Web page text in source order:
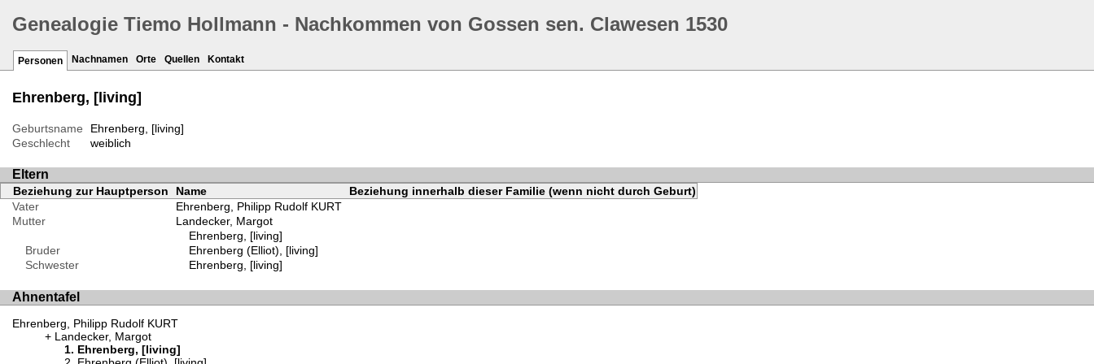
Genealogie Tiemo Hollmann - Nachkommen von Gossen sen. Clawesen 1530
Personen Nachnamen Orte Quellen Kontakt
Ehrenberg, [living]
Geburtsname
Ehrenberg, [living]
Geschlecht
weiblich
Eltern
Beziehung zur Hauptperson Name
Beziehung innerhalb dieser Familie (wenn nicht durch Geburt)
Vater
Ehrenberg, Philipp Rudolf KURT
Mutter
Landecker, Margot
Ehrenberg, [living]
Bruder
Ehrenberg (Elliot), [living]
Schwester
Ehrenberg, [living]
Ahnentafel
Ehrenberg, Philipp Rudolf KURT
Landecker, Margot
Ehrenberg, [living]